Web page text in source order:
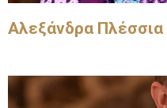
Αλεξάνδρα Πλέσσια